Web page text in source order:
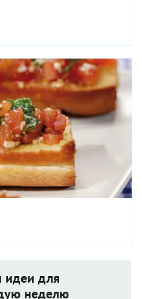
идеи для
неделю